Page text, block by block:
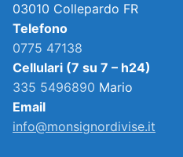
03010 Collepardo FR
Telefono
0775 47138
Cellulari (7 su 7 – h24)
335 5496890 Mario
Email
info@monsignordivise.it